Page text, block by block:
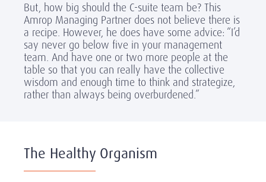
But, how big should the C-suite team be? This
Amrop Managing Partner does not believe there is
a recipe. However, he does have some advice: “I’d
say never go below five in your management
team. And have one or two more people at the
table so that you can really have the collective
wisdom and enough time to think and strategize,
rather than always being overburdened.”
The Healthy Organism